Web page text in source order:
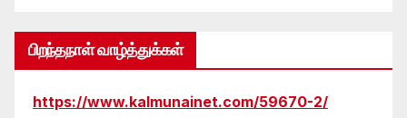
பிறந்தநாள் வாழ்த்துக்கள்
https://www.kalmunainet.com/59670-2/